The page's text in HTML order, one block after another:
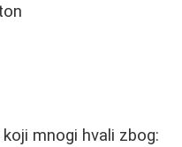
mnogi hvali zbog: